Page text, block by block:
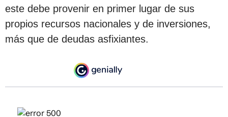
este debe provenir en primer lugar de sus
propios recursos nacionales y de inversiones,
más que de deudas asfixiantes.